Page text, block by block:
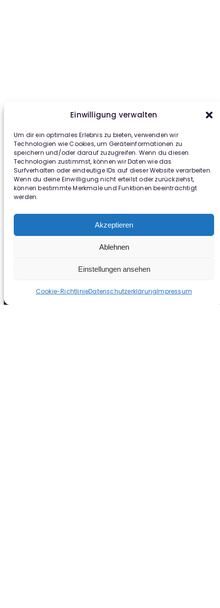
Einwilligung verwalten
Um dir ein optimales Erlebnis zu bieten, verwenden wir
Technologien wie Cookies, um Geräteinformationen zu
speichern und/oder darauf zuzugreifen. Wenn du diesen
Technologien zustimmst, können wir Daten wie das
Surfverhalten oder eindeutige IDs auf dieser Website verarbeiten.
Wenn du deine Einwilligung nicht erteilst oder zurückziehst,
können bestimmte Merkmale und Funktionen beeinträchtigt
werden.
Akzeptieren
Ablehnen
Einstellungen ansehen
Cookie-RichtlinieDatenschutzerklärungImpressum